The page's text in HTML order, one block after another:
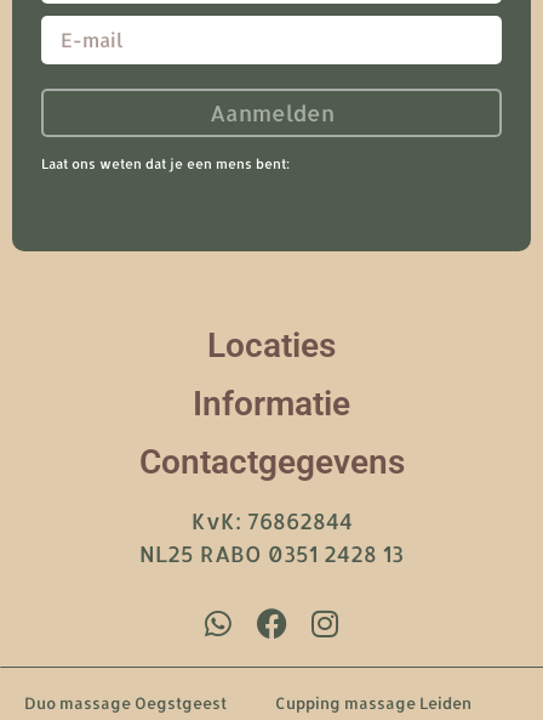
Aanmelden
Laat ons weten dat je een mens bent:
Locaties
Informatie
Contactgegevens
KvK: 76862844
NL25 RABO 0351 2428 13
Duo massage Oegstgeest
Cupping massage Leiden